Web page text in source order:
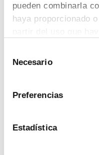
pueden combinarla
haya proporcionado
Para más
Necesario
Preferencias
Estadística